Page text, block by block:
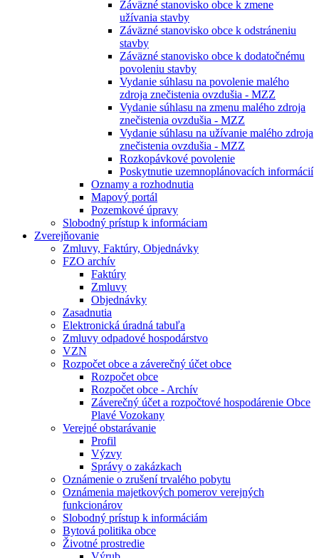
Záväzné stanovisko obce k zmene
užívania stavby
Záväzné stanovisko obce k odstráneniu
stavby
Záväzné stanovisko obce k dodatočnému
povoleniu stavby
Vydanie súhlasu na povolenie malého
zdroja znečistenia ovzdušia - MZZ
Vydanie súhlasu na zmenu malého zdroja
znečistenia ovzdušia - MZZ
Vydanie súhlasu na užívanie malého zdroja
znečistenia ovzdušia - MZZ
Rozkopávkové povolenie
Poskytnutie uzemnoplánovacích informácií
Oznamy a rozhodnutia
Mapový portál
Pozemkové úpravy
Slobodný prístup k informáciam
Zverejňovanie
Zmluvy, Faktúry, Objednávky
FZO archív
Faktúry
Zmluvy
Objednávky
Zasadnutia
Elektronická úradná tabuľa
Zmluvy odpadové hospodárstvo
VZN
Rozpočet obce a záverečný účet obce
Rozpočet obce
Rozpočet obce - Archív
Záverečný účet a rozpočtové hospodárenie Obce
Plavé Vozokany
Verejné obstarávanie
Profil
Výzvy
Správy o zakázkach
Oznámenie o zrušení trvalého pobytu
Oznámenia majetkových pomerov verejných
funkcionárov
Slobodný prístup k informáciám
Bytová politika obce
Životné prostredie